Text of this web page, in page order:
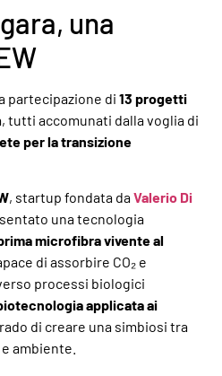
una
partecipazione di 13 progetti
tutti accomunati dalla voglia di
per la transizione
, startup fondata daValerio Di
una tecnologia
microfibra vivente al
di assorbire CO₂ e
processi biologici
applicata ai
di creare una simbiosi tra
ambiente.